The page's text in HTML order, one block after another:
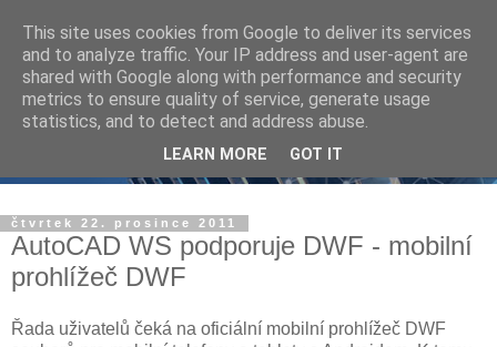
čtvrtek 22. prosince 2011
AutoCAD WS podporuje DWF - mobilní
prohlížeč DWF
Řada uživatelů čeká na oficiální mobilní prohlížeč DWF
This site uses cookies from Google to deliver its services
and to analyze traffic. Your IP address and user-agent are
shared with Google along with performance and security
metrics to ensure quality of service, generate usage
statistics, and to detect and address abuse.
LEARN MORE GOT IT